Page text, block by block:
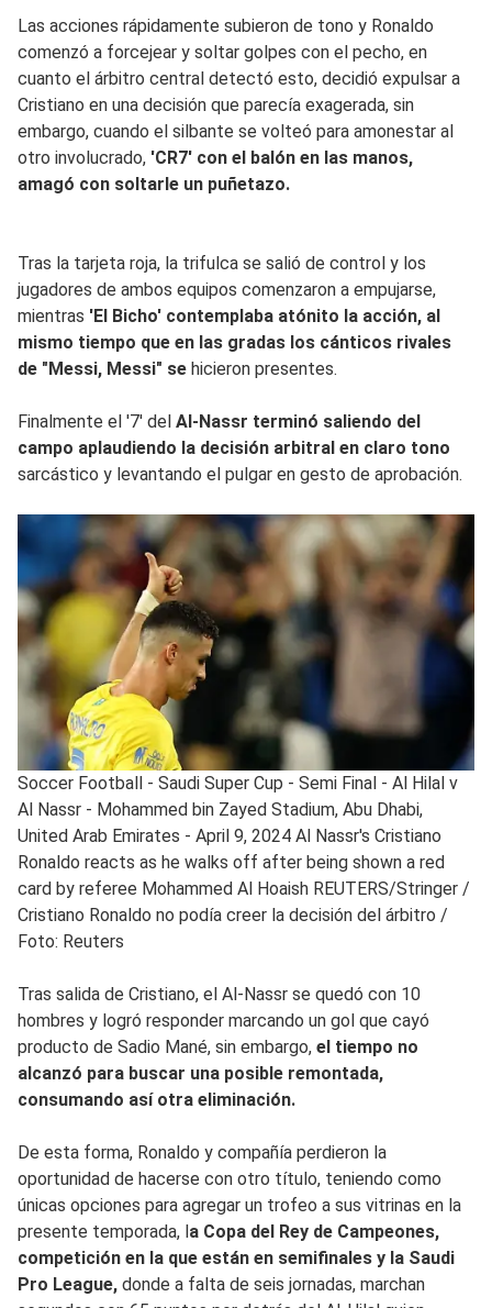
Las acciones rápidamente subieron de tono y Ronaldo
comenzó a forcejear y soltar golpes con el pecho, en
cuanto el árbitro central detectó esto, decidió expulsar a
Cristiano en una decisión que parecía exagerada, sin
embargo, cuando el silbante se volteó para amonestar al
otro involucrado, 'CR7' con el balón en las manos,
amagó con soltarle un puñetazo.
Tras la tarjeta roja, la trifulca se salió de control y los
jugadores de ambos equipos comenzaron a empujarse,
mientras 'El Bicho' contemplaba atónito la acción, al
mismo tiempo que en las gradas los cánticos rivales
de "Messi, Messi" se hicieron presentes.
Finalmente el '7' del Al-Nassr terminó saliendo del
campo aplaudiendo la decisión arbitral en claro tono
sarcástico y levantando el pulgar en gesto de aprobación.
Soccer Football - Saudi Super Cup - Semi Final - Al Hilal v
Al Nassr - Mohammed bin Zayed Stadium, Abu Dhabi,
United Arab Emirates - April 9, 2024 Al Nassr's Cristiano
Ronaldo reacts as he walks off after being shown a red
card by referee Mohammed Al Hoaish REUTERS/Stringer /
Cristiano Ronaldo no podía creer la decisión del árbitro /
Foto: Reuters
Tras salida de Cristiano, el Al-Nassr se quedó con 10
hombres y logró responder marcando un gol que cayó
producto de Sadio Mané, sin embargo, el tiempo no
alcanzó para buscar una posible remontada,
consumando así otra eliminación.
De esta forma, Ronaldo y compañía perdieron la
oportunidad de hacerse con otro título, teniendo como
únicas opciones para agregar un trofeo a sus vitrinas en la
presente temporada, la Copa del Rey de Campeones,
competición en la que están en semifinales y la Saudi
Pro League, donde a falta de seis jornadas, marchan